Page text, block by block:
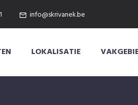
info@skrivanek.be
LOKALISATIE